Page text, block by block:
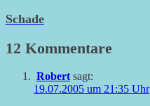
Schade
12 Kommentare
Robert sagt:
19.07.2005 um 21:35 Uhr